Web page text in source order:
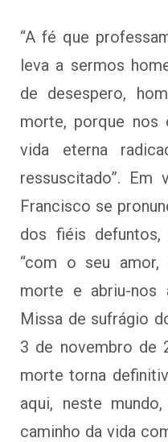
“A fé que
leva a sermos
de desespero,
morte, porque nos
vida eterna
ressuscitado”. Em
Francisco se
dos fiéis
“com o seu
morte e abriu-nos
Missa de sufrágio
3 de novembro de
morte torna
aqui, neste
caminho da vida